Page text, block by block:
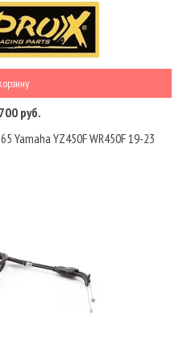
руб.
Yamaha YZ450F WR450F 19-23